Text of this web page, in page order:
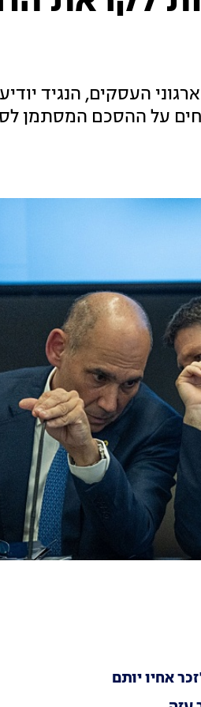
העסקים, הנגיד
על ההסכם המסתמן
אחיו יותם